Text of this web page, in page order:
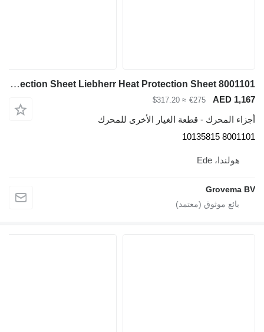
Heat Protection Sheet Liebherr Heat Protection Sheet 8001101 لـ حفارة Liebherr R936/R946/R950/R956/R960/LH60 C/LH60 CHR/LH60 M/LH60 MHR/LH60 MT/LH80 C/LH80 M/LH80 MHR/D936
€275
≈ $317.20
قطعة الغيار الأخرى للمحرك